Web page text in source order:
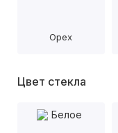
Орех
Цвет стекла